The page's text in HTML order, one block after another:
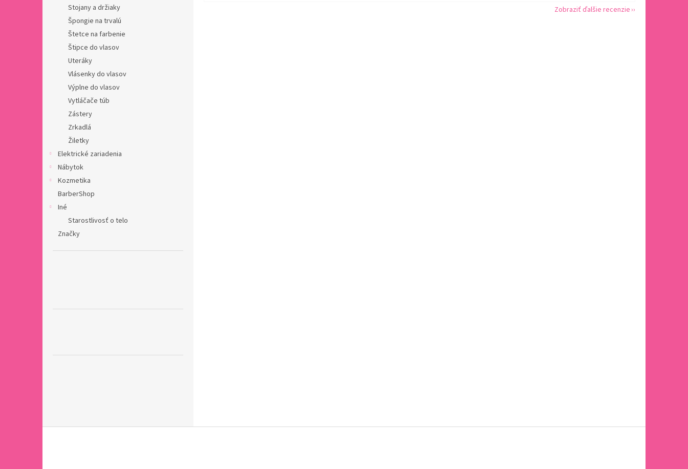
Stojany a držiaky
Špongie na trvalú
Štetce na farbenie
Štipce do vlasov
Uteráky
Vlásenky do vlasov
Výplne do vlasov
Vytláčače túb
Zástery
Zrkadlá
Žiletky
Elektrické zariadenia
Nábytok
Kozmetika
BarberShop
Iné
Starostlivosť o telo
Značky
Zobraziť ďalšie recenzie